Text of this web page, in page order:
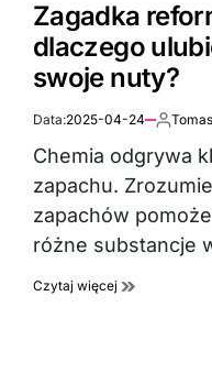
IN
Zagadka
dlaczego
swoje nuty?
Data:2025-04-24 Autor:
Chemia odgrywa
zapachu.
zapachów
różne substancje
Czytaj więcej